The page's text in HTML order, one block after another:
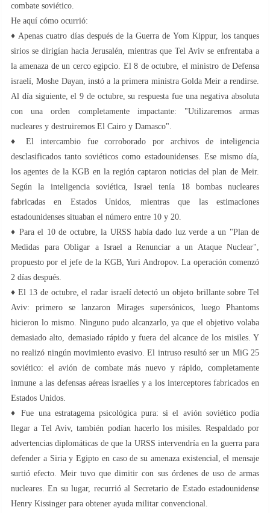
combate soviético.
He aquí cómo ocurrió:
♦️ Apenas cuatro días después de la Guerra de Yom Kippur, los tanques
sirios se dirigían hacia Jerusalén, mientras que Tel Aviv se enfrentaba a
la amenaza de un cerco egipcio. El 8 de octubre, el ministro de Defensa
israelí, Moshe Dayan, instó a la primera ministra Golda Meir a rendirse.
Al día siguiente, el 9 de octubre, su respuesta fue una negativa absoluta
con una orden completamente impactante: "Utilizaremos armas
nucleares y destruiremos El Cairo y Damasco".
♦️ El intercambio fue corroborado por archivos de inteligencia
desclasificados tanto soviéticos como estadounidenses. Ese mismo día,
los agentes de la KGB en la región captaron noticias del plan de Meir.
Según la inteligencia soviética, Israel tenía 18 bombas nucleares
fabricadas en Estados Unidos, mientras que las estimaciones
estadounidenses situaban el número entre 10 y 20.
♦️ Para el 10 de octubre, la URSS había dado luz verde a un "Plan de
Medidas para Obligar a Israel a Renunciar a un Ataque Nuclear",
propuesto por el jefe de la KGB, Yuri Andropov. La operación comenzó
2 días después.
♦️ El 13 de octubre, el radar israelí detectó un objeto brillante sobre Tel
Aviv: primero se lanzaron Mirages supersónicos, luego Phantoms
hicieron lo mismo. Ninguno pudo alcanzarlo, ya que el objetivo volaba
demasiado alto, demasiado rápido y fuera del alcance de los misiles. Y
no realizó ningún movimiento evasivo. El intruso resultó ser un MiG 25
soviético: el avión de combate más nuevo y rápido, completamente
inmune a las defensas aéreas israelíes y a los interceptores fabricados en
Estados Unidos.
♦️ Fue una estratagema psicológica pura: si el avión soviético podía
llegar a Tel Aviv, también podían hacerlo los misiles. Respaldado por
advertencias diplomáticas de que la URSS intervendría en la guerra para
defender a Siria y Egipto en caso de su amenaza existencial, el mensaje
surtió efecto. Meir tuvo que dimitir con sus órdenes de uso de armas
nucleares. En su lugar, recurrió al Secretario de Estado estadounidense
Henry Kissinger para obtener ayuda militar convencional.